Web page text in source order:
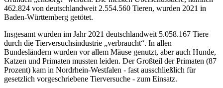
462.824 von deutschlandweit 2.554.560 Tieren, wurden 2021 in
Baden-Württemberg getötet.
Insgesamt wurden im Jahr 2021 deutschlandweit 5.058.167 Tiere
durch die Tierversuchsindustrie „verbraucht“. In allen
Bundesländern wurden vor allem Mäuse genutzt, aber auch Hunde,
Katzen und Primaten mussten leiden. Der Großteil der Primaten (87
Prozent) kam in Nordrhein-Westfalen - fast ausschließlich für
gesetzlich vorgeschriebene Tierversuche - zum Einsatz.